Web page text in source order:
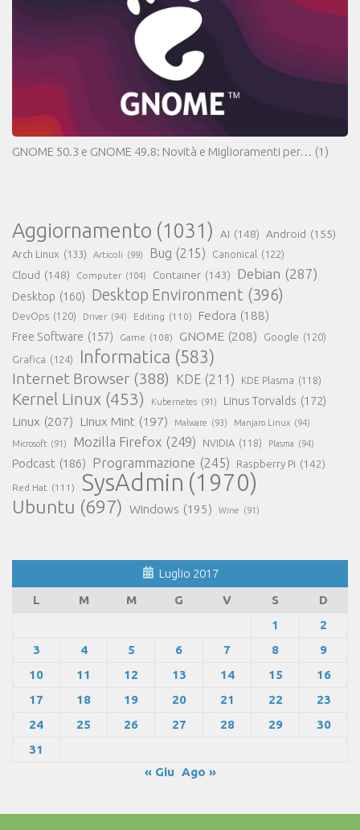
GNOME 50.3 e GNOME 49.8: Novità e Miglioramenti per… (1)
Aggiornamento (1031) AI (148) Android (155)
Arch Linux (133) Articoli (99) Bug (215) Canonical (122)
Cloud (148) Computer (104) Container (143) Debian (287)
Desktop (160) Desktop Environment (396)
DevOps (120) Driver (94) Editing (110) Fedora (188)
Free Software (157) Game (108) GNOME (208) Google (120)
Grafica (124) Informatica (583)
Internet Browser (388) KDE (211) KDE Plasma (118)
Kernel Linux (453) Kubernetes (91) Linus Torvalds (172)
Linux (207) Linux Mint (197) Malware (93) Manjaro Linux (94)
Microsoft (91) Mozilla Firefox (249) NVIDIA (118) Plasma (94)
Podcast (186) Programmazione (245) Raspberry Pi (142)
Red Hat (111) SysAdmin (1970)
Ubuntu (697) Windows (195) Wine (91)
Luglio 2017
L
M M G V S
D
1
2
3
4 5 6 7 8
9
10
11 12 13 14 15
16
17
18 19 20 21 22
23
24
25 26 27 28 29
30
31
« Giu Ago »